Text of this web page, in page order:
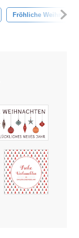
Fröhliche